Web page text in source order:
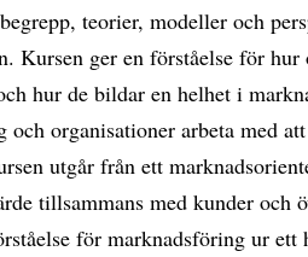
teorier, modeller och
Kursen ger en förståelse för
hur de bildar en helhet i
och organisationer arbeta med
utgår från ett
tillsammans med kunder och
för marknadsföring ur ett